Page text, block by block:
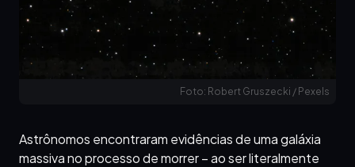
Foto: Robert Gruszecki / Pexels
Astrônomos encontraram evidências de uma galáxia
massiva no processo de morrer – ao ser literalmente